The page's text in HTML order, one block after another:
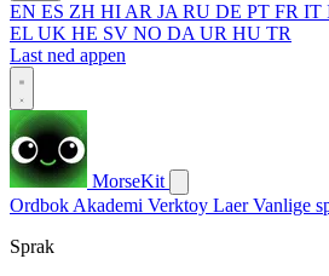
EN ES ZH HI AR JA RU DE PT FR IT
EL UK HE SV NO DA UR HU TR
Last ned appen
MorseKit
Ordbok Akademi Verktoy LaerVanlige
Sprak